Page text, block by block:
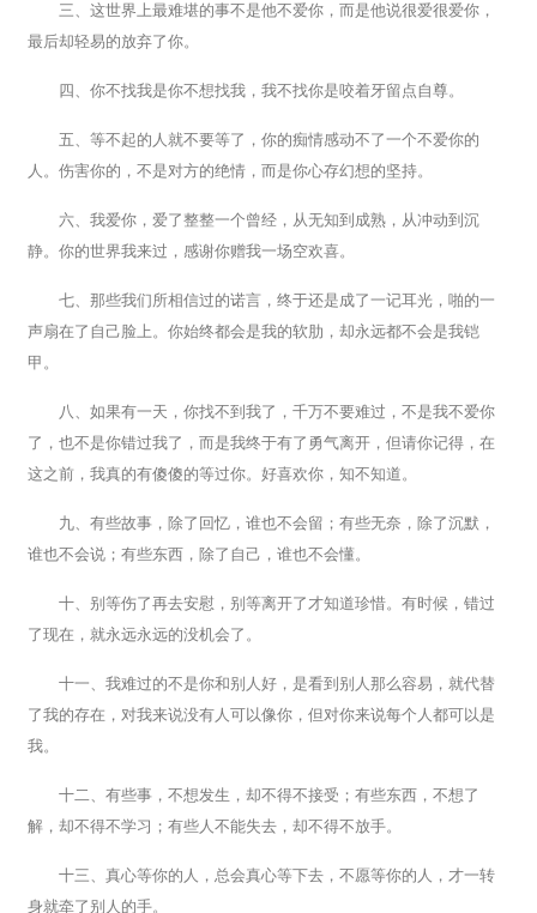
三、这世界上最难堪的事不是他不爱你，而是他说很爱很爱你，
最后却轻易的放弃了你。
四、你不找我是你不想找我，我不找你是咬着牙留点自尊。
五、等不起的人就不要等了，你的痴情感动不了一个不爱你的
人。伤害你的，不是对方的绝情，而是你心存幻想的坚持。
六、我爱你，爱了整整一个曾经，从无知到成熟，从冲动到沉
静。你的世界我来过，感谢你赠我一场空欢喜。
七、那些我们所相信过的诺言，终于还是成了一记耳光，啪的一
声扇在了自己脸上。你始终都会是我的软肋，却永远都不会是我铠
甲。
八、如果有一天，你找不到我了，千万不要难过，不是我不爱你
了，也不是你错过我了，而是我终于有了勇气离开，但请你记得，在
这之前，我真的有傻傻的等过你。好喜欢你，知不知道。
九、有些故事，除了回忆，谁也不会留；有些无奈，除了沉默，
谁也不会说；有些东西，除了自己，谁也不会懂。
十、别等伤了再去安慰，别等离开了才知道珍惜。有时候，错过
了现在，就永远永远的没机会了。
十一、我难过的不是你和别人好，是看到别人那么容易，就代替
了我的存在，对我来说没有人可以像你，但对你来说每个人都可以是
我。
十二、有些事，不想发生，却不得不接受；有些东西，不想了
解，却不得不学习；有些人不能失去，却不得不放手。
十三、真心等你的人，总会真心等下去，不愿等你的人，才一转
身就牵了别人的手。